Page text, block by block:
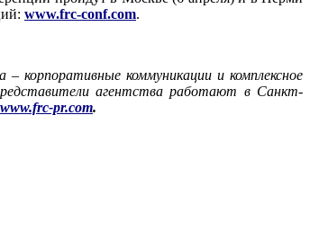
www.frc-conf.com.
–корпоративные коммуникации и комплексное
агентства работают в Санкт-
www.frc-pr.com.